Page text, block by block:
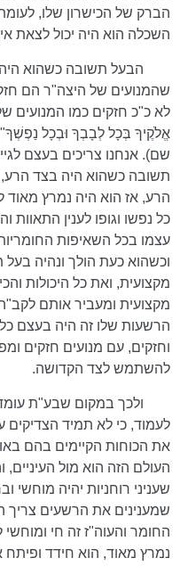
הברק של הכישרון שלו,
השכלה הוא היה יכול לצאת
הבעל תשובה כשהוא היה
שהמנועים של היצה"ר הם
לא כ"כ חזקים כמו המנועים
אֱלֹקֶיךָ בְּכָל לְבָבְךָ וּבְכָל נַפְשְׁךָ"
שם). אנחנו צריכים בעצם
תשובה כשהוא היה בצד
הרע, אז הוא היה נמרץ מאוד
כל נפשו וגופו לענין
עצמו בכל השאיפות
וכשהוא כעת הולך ונהיה
מקצועית, ואת כל היכולות
מקצועית ומעביר אותם
הרשעות שלו זה היה בעצם
וחזקים, עם מנועים חזקים
להשתמש לצד הקדושה.
ולכך במקום שבע"ת
לעמוד, כי לא תמיד
את הכוחות הקיימים בהם
העולם הזה הוא מול העיניים,
שעניני רוחניות יהיה מוחשי
שמענינים את הרשעים צריך
החומר והעוה"ז זה חי
נמרץ מאוד, הוא חידד